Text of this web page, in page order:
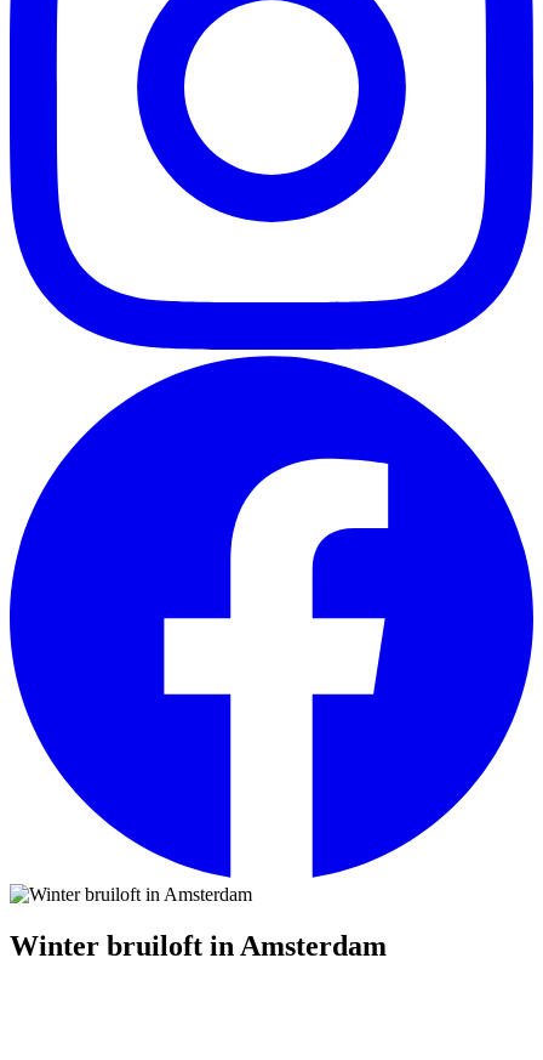
Winter bruiloft in Amsterdam